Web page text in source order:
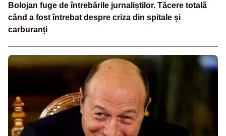
Bolojan fuge de întrebările jurnaliștilor. Tăcere totală
când a fost întrebat despre criza din spitale și
carburanți